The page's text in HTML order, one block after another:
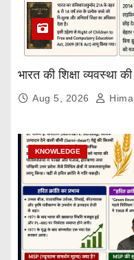
भारत की शिक्षा व्यवस्था
Aug 5, 2026
KNOWLEDGE